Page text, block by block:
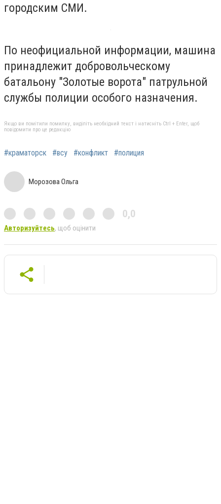
городским СМИ.
По неофициальной информации, машина
принадлежит добровольческому
батальону "Золотые ворота" патрульной
службы полиции особого назначения.
Якщо ви помітили помилку, виділіть необхідний текст і натисніть Ctrl + Enter, щоб
повідомити про це редакцію
#краматорск #всу #конфликт #полиция
Морозова Ольга
0,0
Авторизуйтесь, щоб оцінити